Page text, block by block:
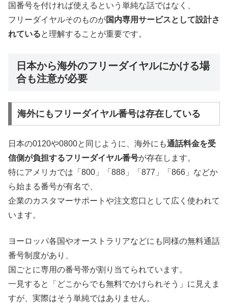
国番号を付ければ使えるという単純な話ではなく、
フリーダイヤルそのものが国内専用サービスとして設計さ
れていると理解することが重要です。
日本から海外のフリーダイヤルにかける場
合も注意が必要
海外にもフリーダイヤル番号は存在している
日本の0120や0800と同じように、海外にも通話料金を受
信側が負担するフリーダイヤル番号が存在します。
特にアメリカでは「800」「888」「877」「866」などか
ら始まる番号が有名で、
企業のカスタマーサポートや注文窓口として広く使われて
います。
ヨーロッパ各国やオーストラリアなどにも同様の無料通話
番号制度があり、
国ごとに専用の番号帯が割り当てられています。
一見すると「どこからでも無料でかけられそう」に見えま
すが、実際はそう単純ではありません。